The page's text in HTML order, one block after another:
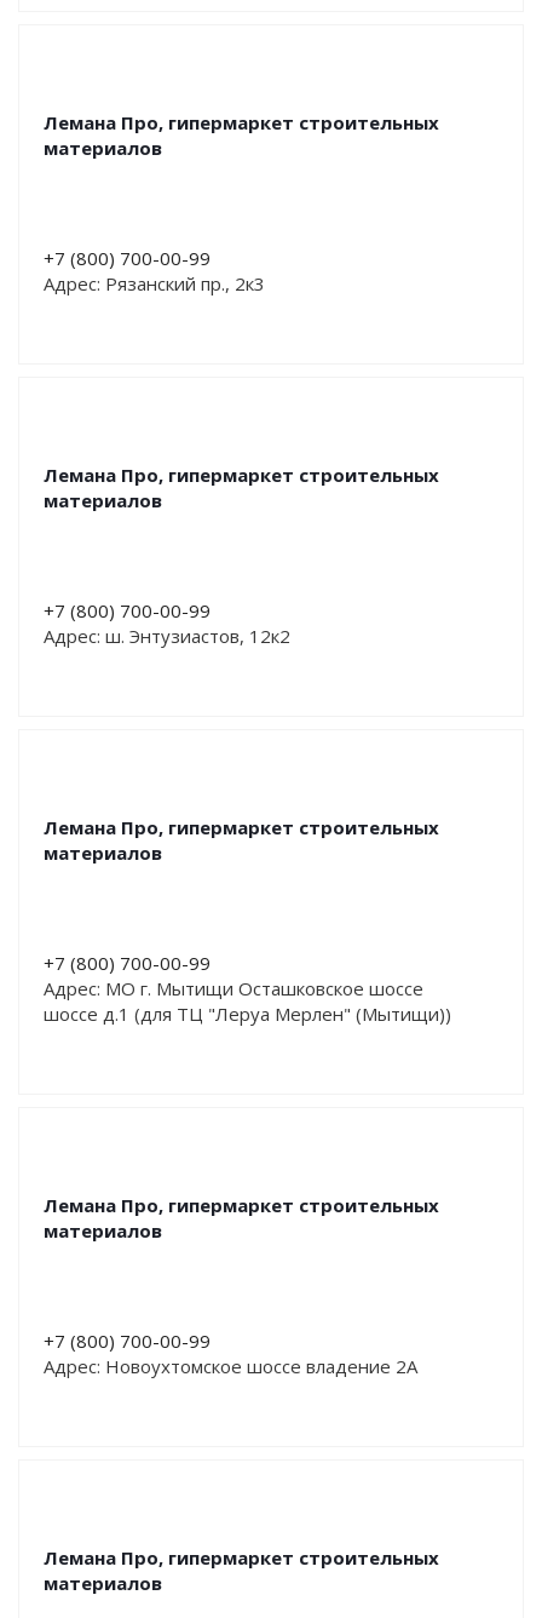
Лемана Про, гипермаркет строительных
материалов
+7 (800) 700-00-99
Адрес: Рязанский пр., 2к3
Лемана Про, гипермаркет строительных
материалов
+7 (800) 700-00-99
Адрес: ш. Энтузиастов, 12к2
Лемана Про, гипермаркет строительных
материалов
+7 (800) 700-00-99
Адрес: МО г. Мытищи Осташковское шоссе
шоссе д.1 (для ТЦ "Леруа Мерлен" (Мытищи))
Лемана Про, гипермаркет строительных
материалов
+7 (800) 700-00-99
Адрес: Новоухтомское шоссе владение 2А
Лемана Про, гипермаркет строительных
материалов